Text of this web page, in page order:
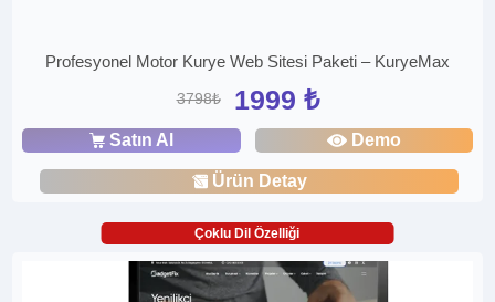
Profesyonel Motor Kurye Web Sitesi Paketi – KuryeMax
3798₺ 1999 ₺
Satın Al Demo
Ürün Detay
Çoklu Dil Özelliği